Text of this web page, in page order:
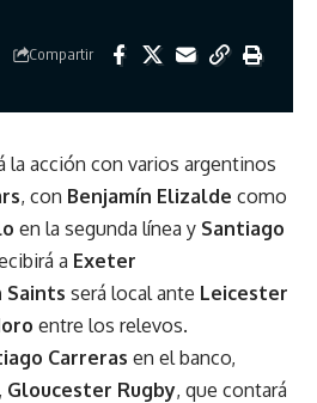
Compartir
la acción con varios argentinos
, con Benjamín Elizalde como
en la segunda línea y Santiago
a Exeter
será local ante Leicester
entre los relevos.
Carreras en el banco,
Gloucester Rugby, que contará